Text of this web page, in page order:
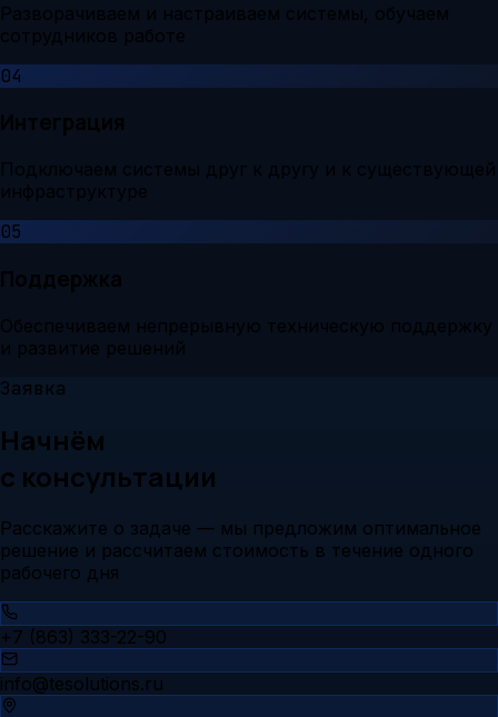
Разворачиваем и настраиваем системы, обучаем
сотрудников работе
04
Интеграция
Подключаем системы друг к другу и к существующей
инфраструктуре
05
Поддержка
Обеспечиваем непрерывную техническую поддержку
и развитие решений
Заявка
Начнём
с консультации
Расскажите о задаче — мы предложим оптимальное
решение и рассчитаем стоимость в течение одного
рабочего дня
+7 (863) 333-22-90
info@tesolutions.ru